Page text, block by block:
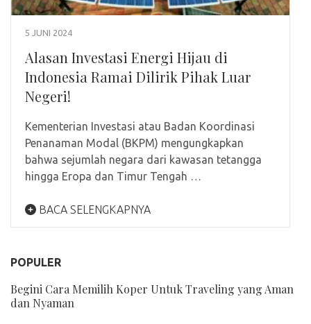
5 JUNI 2024
Alasan Investasi Energi Hijau di
Indonesia Ramai Dilirik Pihak Luar
Negeri!
Kementerian Investasi atau Badan Koordinasi
Penanaman Modal (BKPM) mengungkapkan
bahwa sejumlah negara dari kawasan tetangga
hingga Eropa dan Timur Tengah …
BACA SELENGKAPNYA
POPULER
Begini Cara Memilih Koper Untuk Traveling yang Aman
dan Nyaman